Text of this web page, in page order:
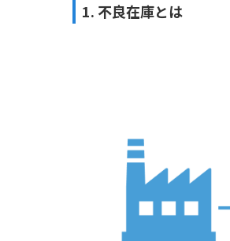
1. 不良在庫とは